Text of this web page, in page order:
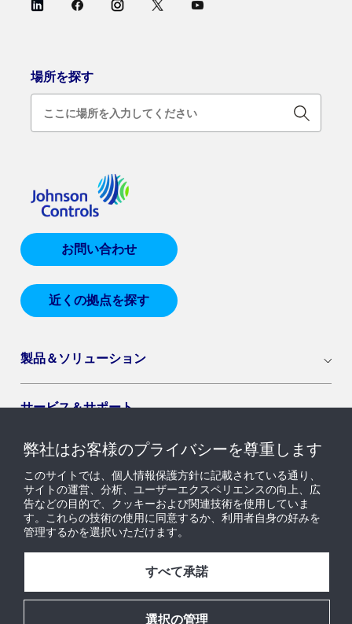
場所を探す
お問い合わせ
近くの拠点を探す
製品＆ソリューション
サービス＆サポート
導入セグメント
ニュース & インサイト
採用情報
当社について
弊社はお客様のプライバシーを尊重します
このサイトでは、個人情報保護方針に記載されている通り、
サイトの運営、分析、ユーザーエクスペリエンスの向上、広
告などの目的で、クッキーおよび関連技術を使用していま
す。これらの技術の使用に同意するか、利用者自身の好みを
管理するかを選択いただけます。
選択の管理
すべて承諾